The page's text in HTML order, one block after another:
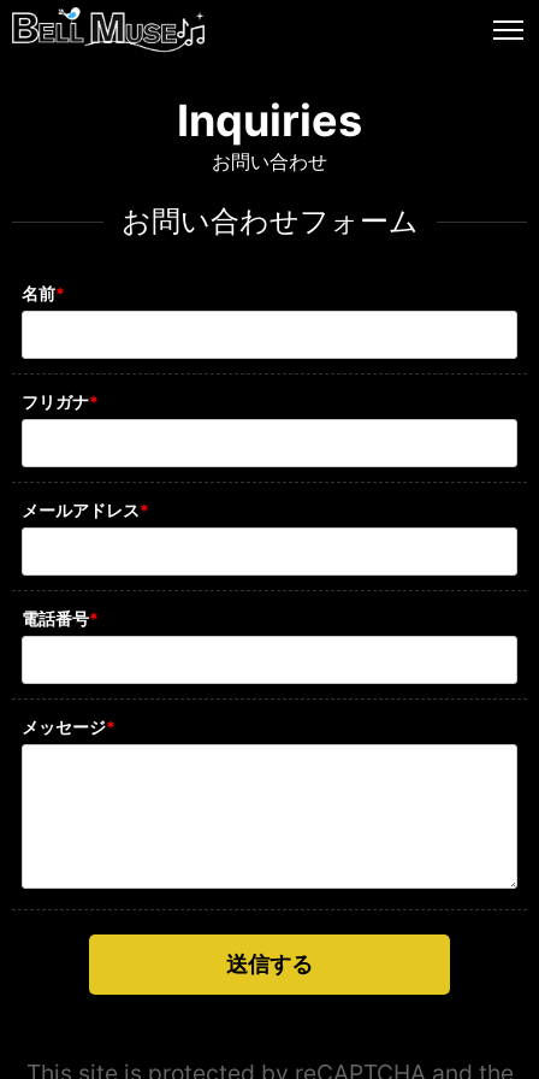
Inquiries
お問い合わせ
お問い合わせフォーム
名前*
フリガナ*
メールアドレス*
電話番号*
メッセージ*
This site is protected by reCAPTCHA and the